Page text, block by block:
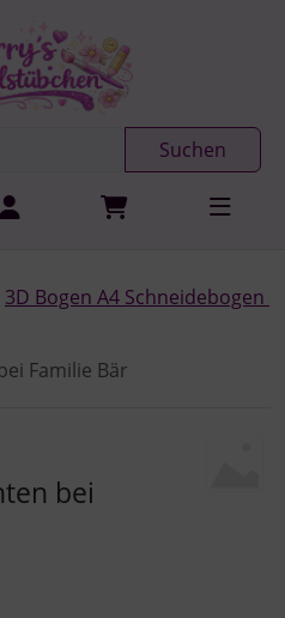
Suchen
3D Bogen A4 Schneidebogen
Familie Bär
bei